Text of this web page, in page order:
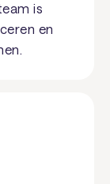
is
en